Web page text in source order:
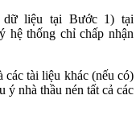
dữ liệu tại Bước 1) tại
hệ thống chỉ chấp nhận
tài liệu khác (nếu có)
nhà thầu nén tất cả các